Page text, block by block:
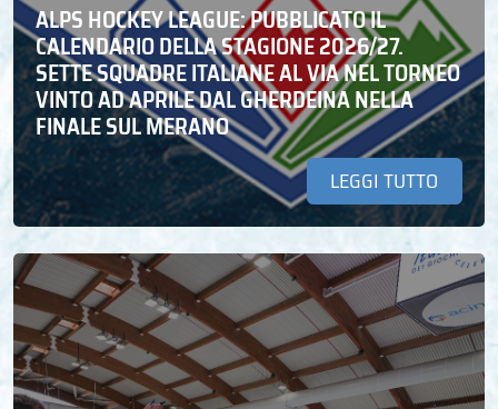
ALPS HOCKEY LEAGUE: PUBBLICATO IL
CALENDARIO DELLA STAGIONE 2026/27.
SETTE SQUADRE ITALIANE AL VIA NEL TORNEO
VINTO AD APRILE DAL GHERDEINA NELLA
FINALE SUL MERANO
LEGGI TUTTO